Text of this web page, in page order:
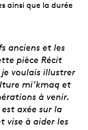
ainsi que la durée
anciens et les
pièce Récit
voulais illustrer
mi’kmaq et
à venir.
axée sur la
vise à aider les